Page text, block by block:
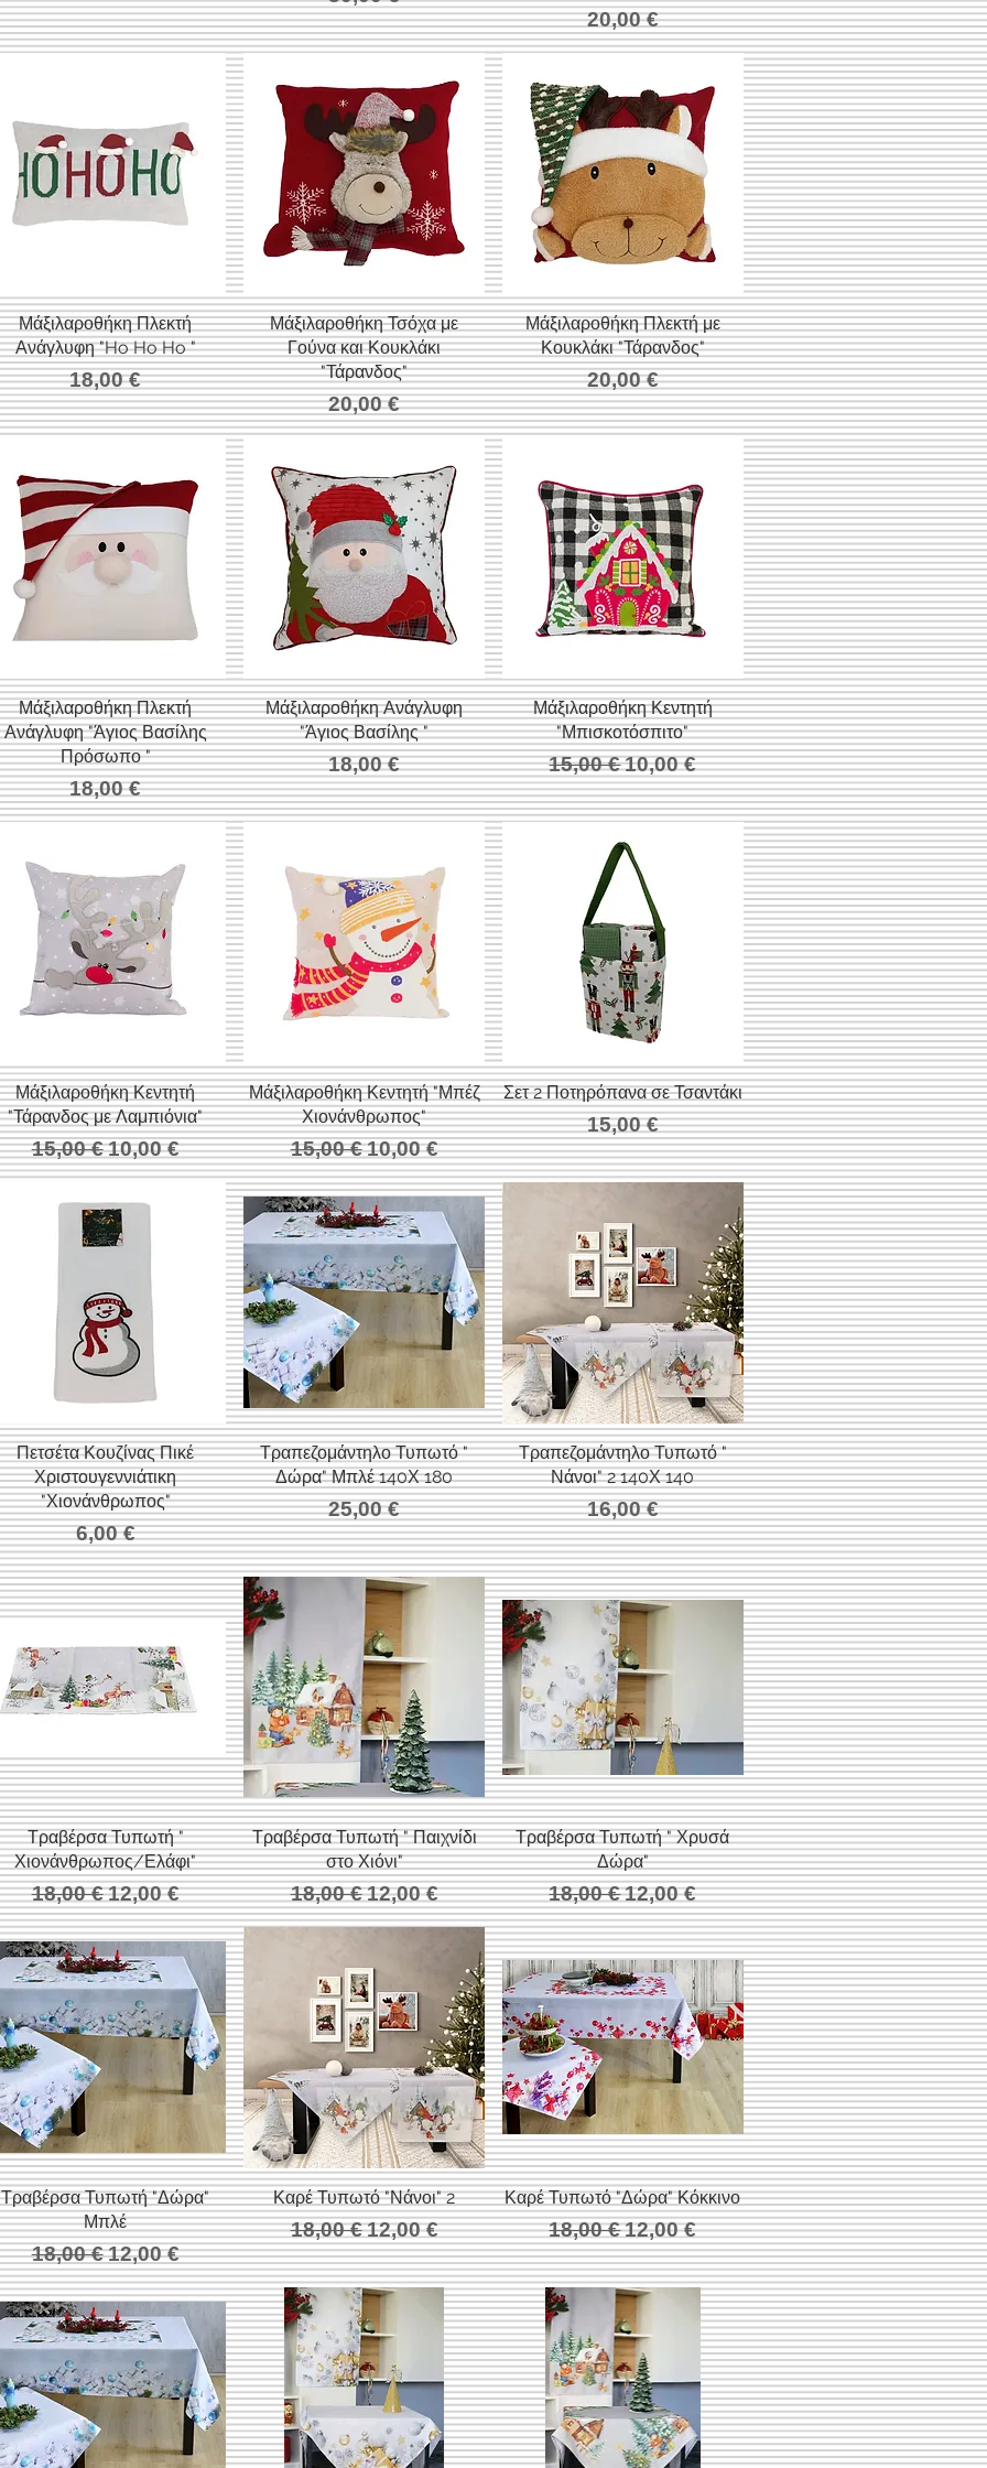
Τιμή
20,00 €
Γρήγορη προβολή
Μάξιλαροθήκη Πλεκτή
Ανάγλυφη "Ho Ho Ho "
Τιμή
18,00 €
Γρήγορη προβολή
Μάξιλαροθήκη Τσόχα με
Γούνα και Κουκλάκι
"Τάρανδος"
Τιμή
20,00 €
Γρήγορη προβολή
Μάξιλαροθήκη Πλεκτή με
Κουκλάκι "Τάρανδος"
Τιμή
20,00 €
Γρήγορη προβολή
Μάξιλαροθήκη Πλεκτή
Ανάγλυφη "Άγιος Βασίλης
Πρόσωπο "
Τιμή
18,00 €
Γρήγορη προβολή
Μάξιλαροθήκη Ανάγλυφη
"Άγιος Βασίλης "
Τιμή
18,00 €
Γρήγορη προβολή
Μάξιλαροθήκη Κεντητή
"Μπισκοτόσπιτο"
Κανονική τιμή
15,00 €Τιμή Έκπτωσης
10,00 €
Γρήγορη προβολή
Μάξιλαροθήκη Κεντητή
"Τάρανδος με Λαμπιόνια"
Κανονική τιμή
15,00 €Τιμή Έκπτωσης
10,00 €
Γρήγορη προβολή
Μάξιλαροθήκη Κεντητή "Μπέζ
Χιονάνθρωπος"
Κανονική τιμή
15,00 €Τιμή Έκπτωσης
10,00 €
Γρήγορη προβολή
Σετ 2 Ποτηρόπανα σε Τσαντάκι
Τιμή
15,00 €
Γρήγορη προβολή
Πετσέτα Κουζίνας Πικέ
Χριστουγεννιάτικη
"Χιονάνθρωπος"
Τιμή
6,00 €
Γρήγορη προβολή
Τραπεζομάντηλο Τυπωτό "
Δώρα" Μπλέ 140Χ 180
Τιμή
25,00 €
Γρήγορη προβολή
Τραπεζομάντηλο Τυπωτό "
Νάνοι" 2 140Χ 140
Τιμή
16,00 €
Γρήγορη προβολή
Τραβέρσα Τυπωτή "
Χιονάνθρωπος/Ελάφι"
Κανονική τιμή
18,00 €Τιμή Έκπτωσης
12,00 €
Γρήγορη προβολή
Τραβέρσα Τυπωτή " Παιχνίδι
στο Χιόνι"
Κανονική τιμή
18,00 €Τιμή Έκπτωσης
12,00 €
Γρήγορη προβολή
Τραβέρσα Τυπωτή " Χρυσά
Δώρα"
Κανονική τιμή
18,00 €Τιμή Έκπτωσης
12,00 €
Γρήγορη προβολή
Τραβέρσα Τυπωτή "Δώρα"
Μπλέ
Κανονική τιμή
18,00 €Τιμή Έκπτωσης
12,00 €
Γρήγορη προβολή
Καρέ Τυπωτό "Νάνοι" 2
Κανονική τιμή
18,00 €Τιμή Έκπτωσης
12,00 €
Γρήγορη προβολή
Καρέ Τυπωτό "Δώρα" Κόκκινο
Κανονική τιμή
18,00 €Τιμή Έκπτωσης
12,00 €